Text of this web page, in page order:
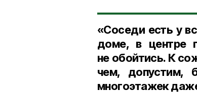
«Соседи есть у
доме, в центре
не обойтись. К
чем, допустим,
многоэтажек